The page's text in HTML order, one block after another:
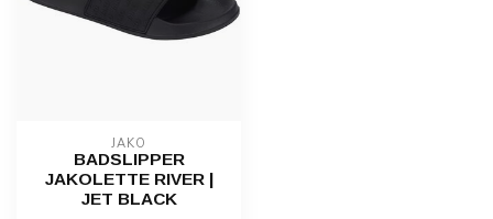
JAKO
BADSLIPPER
JAKOLETTE RIVER |
JET BLACK